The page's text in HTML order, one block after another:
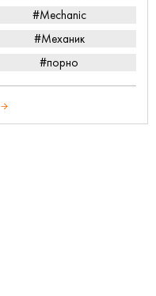
#Mechanic
#Механик
#порно